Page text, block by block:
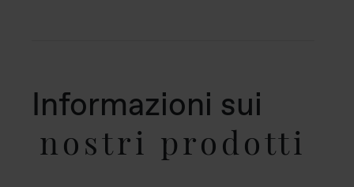
Informazioni sui
nostri prodotti